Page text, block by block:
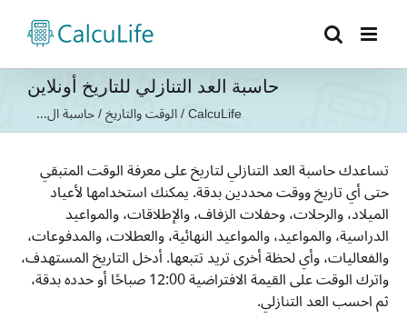
حاسبة العد التنازلي للتاريخ أونلاين
CalcuLife
/الوقت والتاريخ/حاسبة ال...
تساعدك حاسبة العد التنازلي لتاريخ على معرفة الوقت المتبقي
حتى أي تاريخ ووقت محددين بدقة. يمكنك استخدامها لأعياد
الميلاد، والرحلات، وحفلات الزفاف، والإطلاقات، والمواعيد
الدراسية، والمواعيد، والمواعيد النهائية، والعطلات، والمدفوعات،
والفعاليات، وأي لحظة أخرى تريد تتبعها. أدخل التاريخ المستهدف،
واترك الوقت على القيمة الافتراضية 12:00 صباحًا أو حدده بدقة،
ثم احسب العد التنازلي.